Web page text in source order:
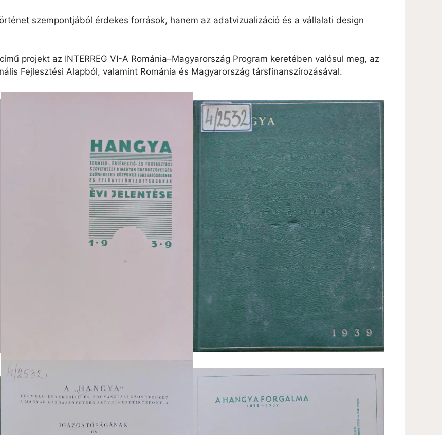
szempontjából érdekes források, hanem az adatvizualizáció és a vállalati design
projekt az INTERREG VI-A Románia–Magyarország Program keretében valósul meg, az
Fejlesztési Alapból, valamint Románia és Magyarország társfinanszírozásával.